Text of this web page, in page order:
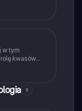
Odkryj, jak
i jakie są
w tym
kwasów
genami a
9